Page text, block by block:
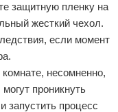
защитную пленку на
жесткий чехол.
если момент
несомненно,
проникнуть
запустить процесс